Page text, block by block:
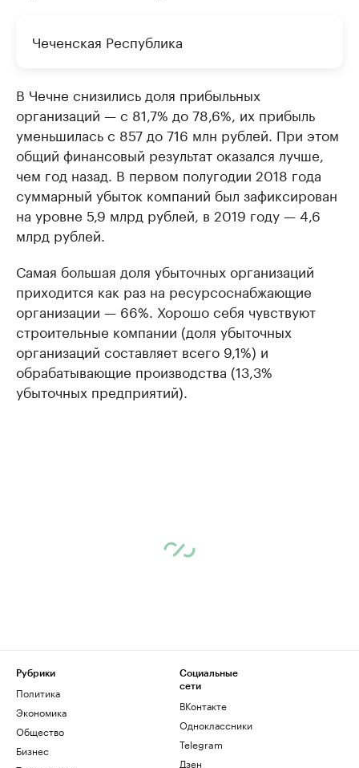
Чеченская Республика
В Чечне снизились доля прибыльных
организаций — с 81,7% до 78,6%, их прибыль
уменьшилась с 857 до 716 млн рублей. При этом
общий финансовый результат оказался лучше,
чем год назад. В первом полугодии 2018 года
суммарный убыток компаний был зафиксирован
на уровне 5,9 млрд рублей, в 2019 году — 4,6
млрд рублей.
Самая большая доля убыточных организаций
приходится как раз на ресурсоснабжающие
организации — 66%. Хорошо себя чувствуют
строительные компании (доля убыточных
организаций составляет всего 9,1%) и
обрабатывающие производства (13,3%
убыточных предприятий).
Рубрики
Политика
Экономика
Общество
Бизнес
Социальные
сети
ВКонтакте
Одноклассники
Telegram
Дзен